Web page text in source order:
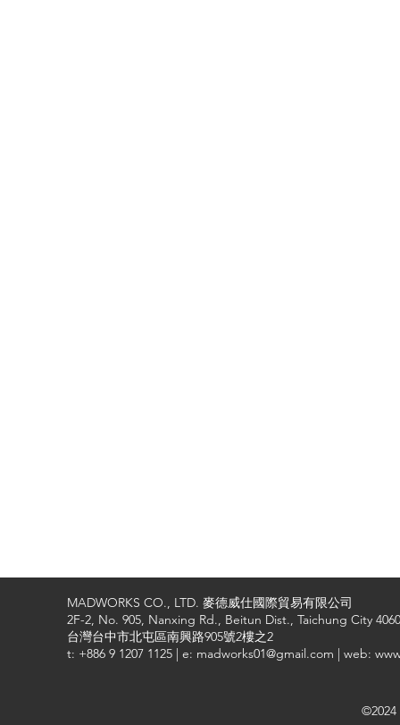
MADWORKS CO., LTD. 麥德威仕國際貿易有限公司
2F-2, No. 905, Nanxing Rd., Beitun Dist., Taichung City
台灣台中市北屯區南興路905號2樓之2
t: +886 9 1207 1125 | e: madworks01@gmail.com | web: